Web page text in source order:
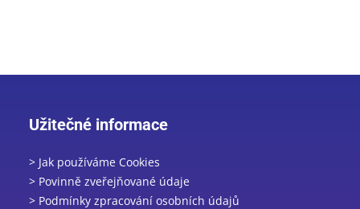
Užitečné informace
> Jak používáme Cookies
> Povinně zveřejňované údaje
> Podmínky zpracování osobních údajů